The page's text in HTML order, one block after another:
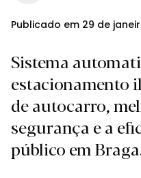
Publicado em 29 de
Sistema
estacionamento
de autocarro,
segurança e a
público em